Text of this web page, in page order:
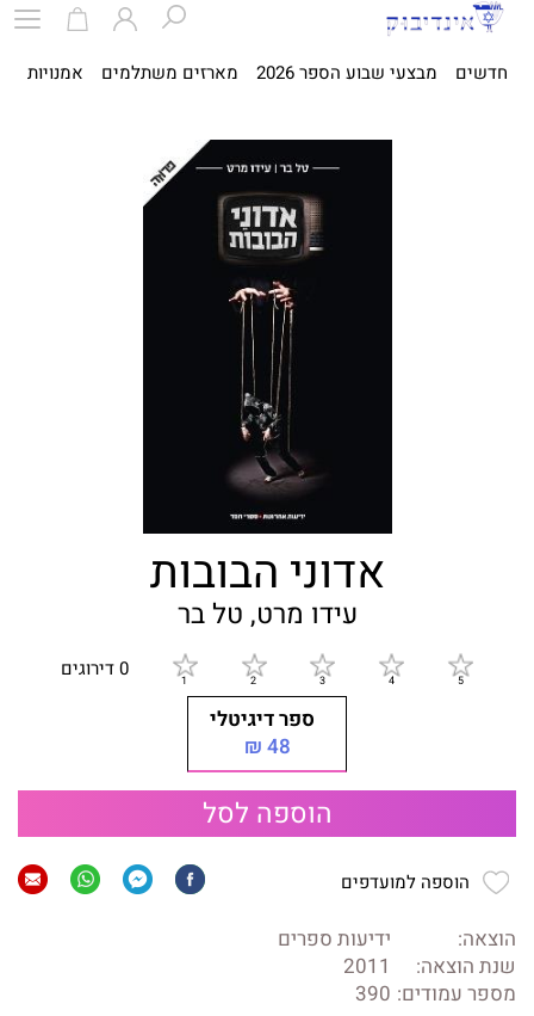
חדשים מבצעי שבוע הספר 2026 מארזים משתלמים אמנויות
אדוני הבובות
עידו מרט, טל בר
0 דירוגים
ספר דיגיטלי
48 ₪
הוספה לסל
הוספה למועדפים
הוצאה:
ידיעות ספרים
שנת הוצאה:
2011
מספר עמודים: 390